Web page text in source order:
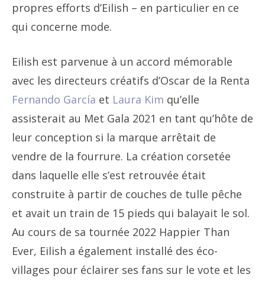
propres efforts d’Eilish – en particulier en ce
qui concerne mode.
Eilish est parvenue à un accord mémorable
avec les directeurs créatifs d’Oscar de la Renta
Fernando García et Laura Kim qu’elle
assisterait au Met Gala 2021 en tant qu’hôte de
leur conception si la marque arrêtait de
vendre de la fourrure. La création corsetée
dans laquelle elle s’est retrouvée était
construite à partir de couches de tulle pêche
et avait un train de 15 pieds qui balayait le sol.
Au cours de sa tournée 2022 Happier Than
Ever, Eilish a également installé des éco-
villages pour éclairer ses fans sur le vote et les